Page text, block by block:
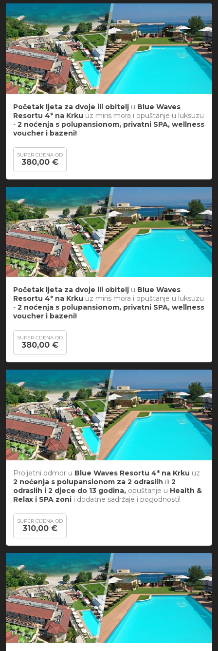
Početak ljeta za dvoje ili obitelj u Blue Waves
Resortu 4* na Krku uz miris mora i opuštanje u luksuzu
- 2 noćenja s polupansionom, privatni SPA, wellness
voucher i bazeni!
SUPER CIJENA OD
380,00 €
Početak ljeta za dvoje ili obitelj u Blue Waves
Resortu 4* na Krku uz miris mora i opuštanje u luksuzu
- 2 noćenja s polupansionom, privatni SPA, wellness
voucher i bazeni!
SUPER CIJENA OD
380,00 €
Proljetni odmor u Blue Waves Resortu 4* na Krku uz
2 noćenja s polupansionom za 2 odraslih ili 2
odraslih i 2 djece do 13 godina, opuštanje u Health &
Relax i SPA zoni i dodatne sadržaje i pogodnosti!
SUPER CIJENA OD
310,00 €